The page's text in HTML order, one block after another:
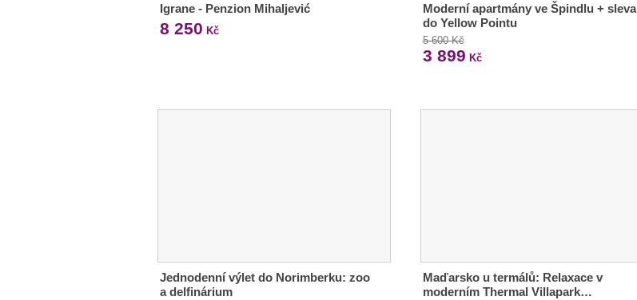
Igrane - Penzion Mihaljević
8 250 Kč
Moderní apartmány ve Špindlu + sleva
do Yellow Pointu
5 600 Kč
3 899 Kč
Jednodenní výlet do Norimberku: zoo
a delfinárium
Maďarsko u termálů: Relaxace v
moderním Thermal Villapark…